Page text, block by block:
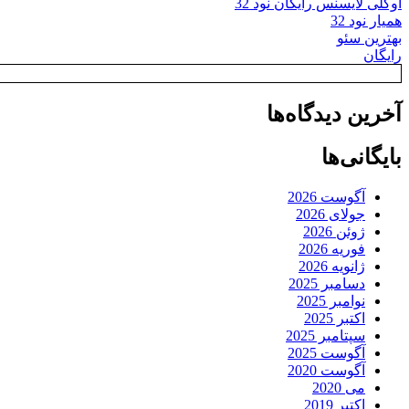
همیار نود 32
بهترین سئو
رایگان
آخرین دیدگاه‌ها
بایگانی‌ها
آگوست 2026
جولای 2026
ژوئن 2026
فوریه 2026
ژانویه 2026
دسامبر 2025
نوامبر 2025
اکتبر 2025
سپتامبر 2025
آگوست 2025
آگوست 2020
می 2020
اکتبر 2019